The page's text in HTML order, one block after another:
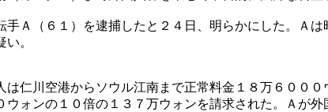
Ａ（６１）を逮捕したと２４日、明らかにした。Ａ
。
は仁川空港からソウル江南まで正常料金１８万６００
ォンの１０倍の１３７万ウォンを請求された。Ａが